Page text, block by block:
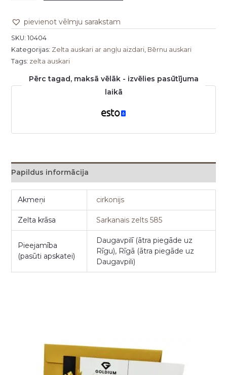
pievienot vēlmju sarakstam
SKU: 10404
Kategorijas: Zelta auskari ar angļu aizdari, Bērnu auskari
Tags: zelta auskari
Pērc tagad, maksā vēlāk - izvēlies pasūtījuma
laikā
Papildus informācija
Akmeņi cirkonijs
Zelta krāsa Sarkanais zelts 585
Pieejamība
(pasūti apskatei)
Daugavpilī (ātra piegāde uz
Rīgu), Rīgā (ātra piegāde uz
Daugavpili)